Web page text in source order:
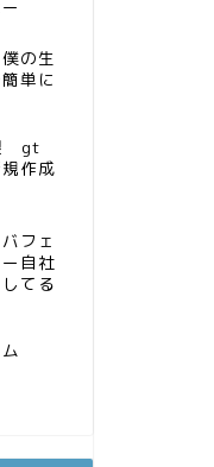
ー
の生
単に
gt
作成
フェ
自社
てる